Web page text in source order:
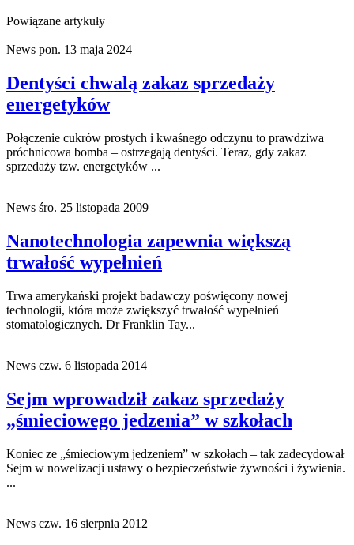
Powiązane artykuły
News pon. 13 maja 2024
Dentyści chwalą zakaz sprzedaży
energetyków
Połączenie cukrów prostych i kwaśnego odczynu to prawdziwa
próchnicowa bomba – ostrzegają dentyści. Teraz, gdy zakaz
sprzedaży tzw. energetyków ...
News śro. 25 listopada 2009
Nanotechnologia zapewnia większą
trwałość wypełnień
Trwa amerykański projekt badawczy poświęcony nowej
technologii, która może zwiększyć trwałość wypełnień
stomatologicznych. Dr Franklin Tay...
News czw. 6 listopada 2014
Sejm wprowadził zakaz sprzedaży
„śmieciowego jedzenia” w szkołach
Koniec ze „śmieciowym jedzeniem” w szkołach – tak zadecydował
Sejm w nowelizacji ustawy o bezpieczeństwie żywności i żywienia.
...
News czw. 16 sierpnia 2012